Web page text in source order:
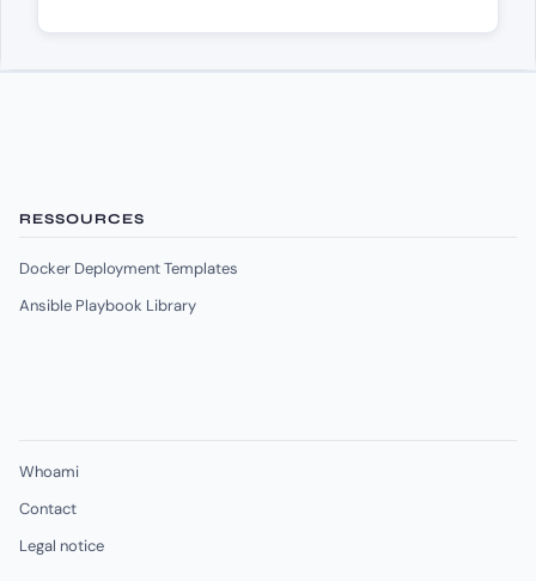
RESSOURCES
Docker Deployment Templates
Ansible Playbook Library
Whoami
Contact
Legal notice